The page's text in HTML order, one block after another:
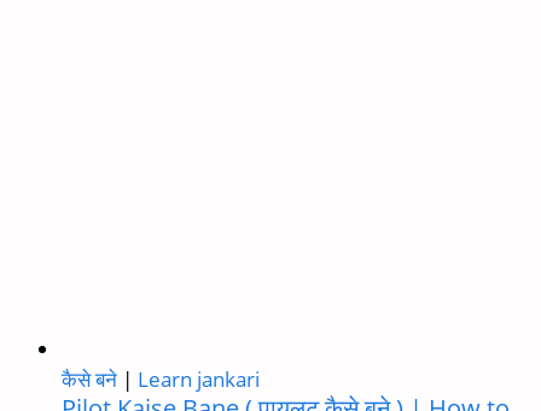
कैसे बने | Learn jankari